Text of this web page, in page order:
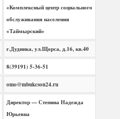
«Комплексный центр социального
обслуживания населения
«Таймырский»
г.Дудинка, ул.Щорса, д.16, кв.40
8(39191) 5-36-51
omo@mbukcson24.ru
Директор — Степина Надежда
Юрьевна